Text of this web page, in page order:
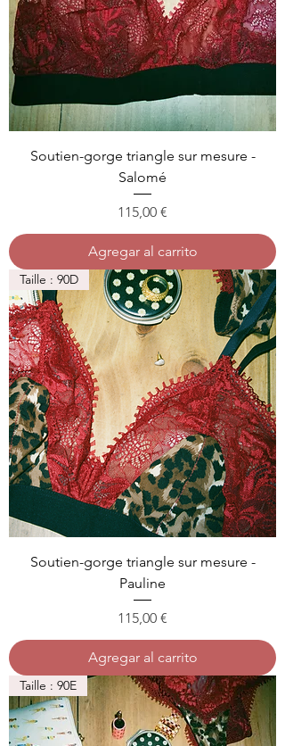
Soutien-gorge triangle sur mesure -
Salomé
Precio
115,00 €
Agregar al carrito
Taille : 90D
Soutien-gorge triangle sur mesure -
Pauline
Precio
115,00 €
Agregar al carrito
Taille : 90E